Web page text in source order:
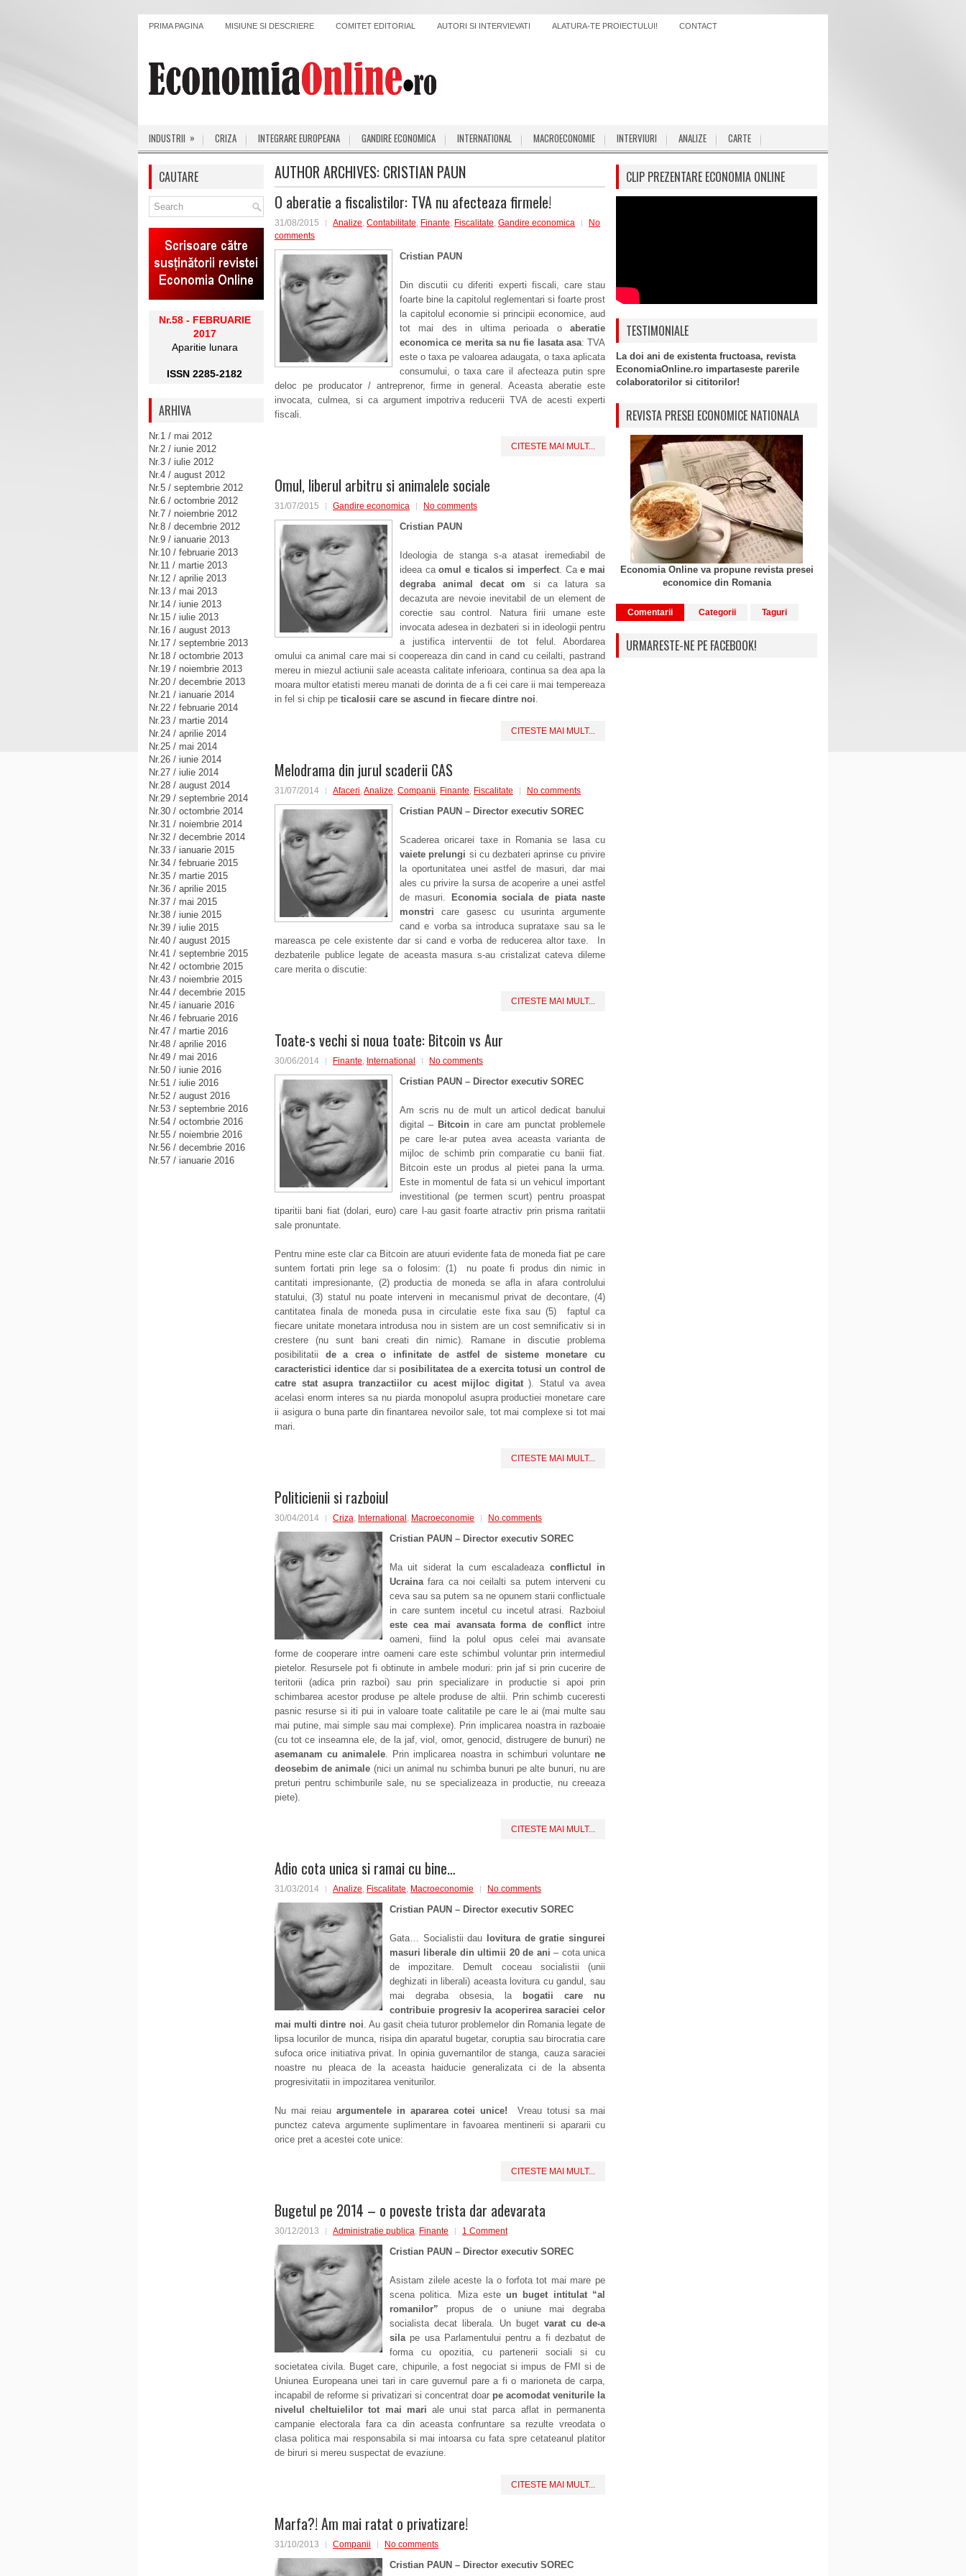
PRIMA PAGINA MISIUNE SI DESCRIERE COMITET EDITORIAL AUTORI SI INTERVIEVATI ALATURA-TE PROIECTULUI! CONTACT
INDUSTRII » CRIZA INTEGRARE EUROPEANA GANDIRE ECONOMICA INTERNATIONAL MACROECONOMIE INTERVIURI ANALIZE CARTE
AUTHOR ARCHIVES: CRISTIAN PAUN
O aberatie a fiscalistilor: TVA nu afecteaza firmele!
31/08/2015 Analize, Contabilitate, Finante, Fiscalitate, Gandire economica
No
comments
Cristian PAUN
Din discutii cu diferiti experti fiscali, care stau
foarte bine la capitolul reglementari si foarte prost
la capitolul economie si principii economice, aud
tot mai des in ultima perioada o aberatie
economica ce merita sa nu fie lasata asa: TVA
este o taxa pe valoarea adaugata, o taxa aplicata
consumului, o taxa care il afecteaza putin spre
deloc pe producator / antreprenor, firme in general. Aceasta aberatie este
invocata, culmea, si ca argument impotriva reducerii TVA de acesti experti
fiscali.
CITESTE MAI MULT...
Omul, liberul arbitru si animalele sociale
31/07/2015 Gandire economica No comments
Cristian PAUN
Ideologia de stanga s-a atasat iremediabil de
ideea caomul e ticalos si imperfect. Cae mai
degraba animal decat om si ca latura sa
decazuta are nevoie inevitabil de un element de
corectie sau control. Natura firii umane este
invocata adesea in dezbateri si in ideologii pentru
a justifica interventii de tot felul. Abordarea
omului ca animal care mai si coopereaza din cand in cand cu ceilalti, pastrand
mereu in miezul actiunii sale aceasta calitate inferioara, continua sa dea apa la
moara multor etatisti mereu manati de dorinta de a fi cei care ii mai tempereaza
in fel si chip pe ticalosii care se ascund in fiecare dintre noi.
CITESTE MAI MULT...
Melodrama din jurul scaderii CAS
31/07/2014 Afaceri,Analize, Companii, Finante, Fiscalitate No comments
Cristian PAUN – Director executiv SOREC
Scaderea oricarei taxe in Romania se lasa cu
vaiete prelungi si cu dezbateri aprinse cu privire
la oportunitatea unei astfel de masuri, dar mai
ales cu privire la sursa de acoperire a unei astfel
de masuri.
Economia sociala de piata naste
monstri care gasesc cu usurinta argumente
cand e vorba sa introduca suprataxe sau sa le
mareasca pe cele existente dar si cand e vorba de reducerea altor taxe. In
dezbaterile publice legate de aceasta masura s-au cristalizat cateva dileme
care merita o discutie:
CITESTE MAI MULT...
Toate-s vechi si noua toate: Bitcoin vs Aur
30/06/2014 Finante, International No comments
Cristian PAUN – Director executiv SOREC
Am scris nu de mult un articol dedicat banului
digital – Bitcoin in care am punctat problemele
pe care le-ar putea avea aceasta varianta de
mijloc de schimb prin comparatie cu banii fiat.
Bitcoin este un produs al pietei pana la urma.
Este in momentul de fata si un vehicul important
investitional (pe termen scurt) pentru proaspat
tiparitii bani fiat (dolari, euro) care l-au gasit foarte atractiv prin prisma raritatii
sale pronuntate.
Pentru mine este clar ca Bitcoin are atuuri evidente fata de moneda fiat pe care
suntem fortati prin lege sa o folosim: (1) nu poate fi produs din nimic in
cantitati impresionante, (2) productia de moneda se afla in afara controlului
statului, (3) statul nu poate interveni in mecanismul privat de decontare, (4)
cantitatea finala de moneda pusa in circulatie este fixa sau (5) faptul ca
fiecare unitate monetara introdusa nou in sistem are un cost semnificativ si in
crestere (nu sunt bani creati din nimic). Ramane in discutie problema
posibilitatii de a crea o infinitate
de astfel de sisteme monetare cu
caracteristici identice dar si posibilitatea de a exercita totusi un control de
catre stat asupra tranzactiilor cu acest mijloc digitat). Statul va avea
acelasi enorm interes sa nu piarda monopolul asupra productiei monetare care
ii asigura o buna parte din finantarea nevoilor sale, tot mai complexe si tot mai
mari.
CITESTE MAI MULT...
Politicienii si razboiul
30/04/2014 Criza, International , Macroeconomie No comments
Cristian PAUN – Director executiv SOREC
Ma uit siderat la cum escaladeaza conflictul in
Ucrainafara ca noi ceilalti sa putem interveni cu
ceva sau sa putem sa ne opunem starii conflictuale
in care suntem incetul cu incetul atrasi. Razboiul
este cea mai avansata forma de conflict intre
oameni, fiind la polul opus celei mai avansate
forme de cooperare intre oameni care este schimbul voluntar prin intermediul
pietelor. Resursele pot fi obtinute in ambele moduri: prin jaf si prin cucerire de
teritorii (adica prin razboi) sau prin specializare in productie si apoi prin
schimbarea acestor produse pe altele produse de altii. Prin schimb cuceresti
pasnic resurse si iti pui in valoare toate calitatile pe care le ai (mai multe sau
mai putine, mai simple sau mai complexe). Prin implicarea noastra in razboaie
(cu tot ce inseamna ele, de la jaf, viol, omor, genocid, distrugere de bunuri) ne
asemanam cu animalele. Prin implicarea noastra in schimburi voluntare ne
deosebim de animale (nici un animal nu schimba bunuri pe alte bunuri, nu are
preturi pentru schimburile sale, nu se specializeaza in productie, nu creeaza
piete).
CITESTE MAI MULT...
Adio cota unica si ramai cu bine…
31/03/2014 Analize, Fiscalitate, Macroeconomie No comments
Cristian PAUN – Director executiv SOREC
Gata… Socialistii dau
lovitura de gratie singurei
masuri liberale din ultimii 20 de ani – cota unica
de impozitare. Demult coceau socialistii (unii
deghizati in liberali) aceasta lovitura cu gandul, sau
mai degraba obsesia, la
bogatii care nu
contribuie progresiv la acoperirea saraciei celor
mai multi dintre noi. Au gasit cheia tuturor problemelor din Romania legate de
lipsa locurilor de munca, risipa din aparatul bugetar, coruptia sau birocratia care
sufoca orice initiativa privat. In opinia guvernantilor de stanga, cauza saraciei
noastre nu pleaca de la aceasta haiducie generalizata ci de la absenta
progresivitatii in impozitarea veniturilor.
Nu mai reiau argumentele in apararea cotei unice!
Vreau totusi sa mai
punctez cateva argumente suplimentare in favoarea mentinerii si apararii cu
orice pret a acestei cote unice:
CITESTE MAI MULT...
Bugetul pe 2014 – o poveste trista dar adevarata
30/12/2013 Administratie publica, Finante 1 Comment
Cristian PAUN – Director executiv SOREC
Asistam zilele aceste la o forfota tot mai mare pe
scena politica. Miza esteun buget intitulat “al
romanilor” propus de o uniune mai degraba
socialista decat liberala. Un buget varat cu de-a
silape usa Parlamentului pentru a fi dezbatut de
forma cu opozitia, cu partenerii sociali si cu
societatea civila. Buget care, chipurile, a fost negociat si impus de FMI si de
Uniunea Europeana unei tari in care guvernul pare a fi o marioneta de carpa,
incapabil de reforme si privatizari si concentrat doar pe acomodat veniturile la
nivelul cheltuielilor tot mai mari ale unui stat parca aflat in permanenta
campanie electorala fara ca din aceasta confruntare sa rezulte vreodata o
clasa politica mai responsabila si mai intoarsa cu fata spre cetateanul platitor
de biruri si mereu suspectat de evaziune.
CITESTE MAI MULT...
Marfa?! Am mai ratat o privatizare!
31/10/2013 Companii No comments
Cristian PAUN – Director executiv SOREC
CAUTARE
Nr.58 - FEBRUARIE
2017
Aparitie lunara
ISSN 2285-2182
ARHIVA
Nr.1 / mai 2012
Nr.2 / iunie 2012
Nr.3 / iulie 2012
Nr.4 / august 2012
Nr.5 / septembrie 2012
Nr.6 / octombrie 2012
Nr.7 / noiembrie 2012
Nr.8 / decembrie 2012
Nr.9 / ianuarie 2013
Nr.10 / februarie 2013
Nr.11 / martie 2013
Nr.12 / aprilie 2013
Nr.13 / mai 2013
Nr.14 / iunie 2013
Nr.15 / iulie 2013
Nr.16 / august 2013
Nr.17 / septembrie 2013
Nr.18 / octombrie 2013
Nr.19 / noiembrie 2013
Nr.20 / decembrie 2013
Nr.21 / ianuarie 2014
Nr.22 / februarie 2014
Nr.23 / martie 2014
Nr.24 / aprilie 2014
Nr.25 / mai 2014
Nr.26 / iunie 2014
Nr.27 / iulie 2014
Nr.28 / august 2014
Nr.29 / septembrie 2014
Nr.30 / octombrie 2014
Nr.31 / noiembrie 2014
Nr.32 / decembrie 2014
Nr.33 / ianuarie 2015
Nr.34 / februarie 2015
Nr.35 / martie 2015
Nr.36 / aprilie 2015
Nr.37 / mai 2015
Nr.38 / iunie 2015
Nr.39 / iulie 2015
Nr.40 / august 2015
Nr.41 / septembrie 2015
Nr.42 / octombrie 2015
Nr.43 / noiembrie 2015
Nr.44 / decembrie 2015
Nr.45 / ianuarie 2016
Nr.46 / februarie 2016
Nr.47 / martie 2016
Nr.48 / aprilie 2016
Nr.49 / mai 2016
Nr.50 / iunie 2016
Nr.51 / iulie 2016
Nr.52 / august 2016
Nr.53 / septembrie 2016
Nr.54 / octombrie 2016
Nr.55 / noiembrie 2016
Nr.56 / decembrie 2016
Nr.57 / ianuarie 2016
CLIP PREZENTARE ECONOMIA ONLINE
TESTIMONIALE
La doi ani de existenta fructoasa, revista
EconomiaOnline.ro impartaseste parerile
colaboratorilor si cititorilor!
REVISTA PRESEI ECONOMICE NATIONALA
Economia Online va propune revista presei
economice din Romania
Comentarii Categorii Taguri
URMARESTE-NE PE FACEBOOK!